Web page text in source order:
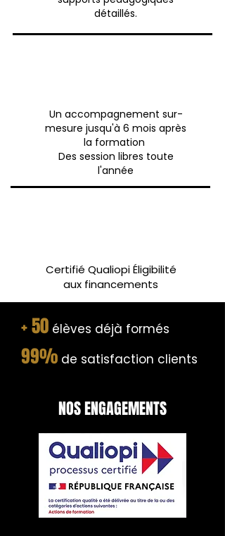
Un accompagnement sur-
mesure jusqu'à 6 mois après
la formation
Des session libres toute
l'année
Certifié Qualiopi Éligibilité
aux financements
détaillés.
+ 50 élèves déjà formés
99% de satisfaction clients
NOS ENGAGEMENTS